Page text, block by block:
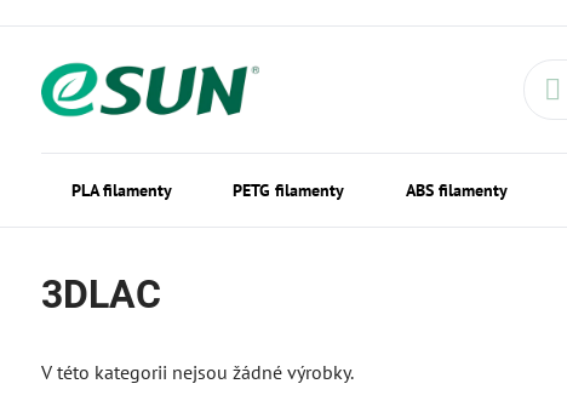
PLA filamenty PETG filamenty ABS filamenty
3DLAC
V této kategorii nejsou žádné výrobky.